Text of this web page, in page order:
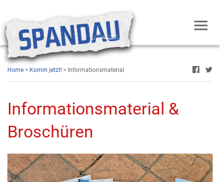
Home > Komm jetzt! > Informationsmaterial
Informationsmaterial &
Broschüren